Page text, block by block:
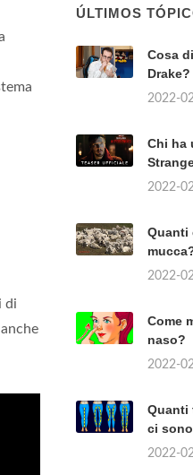
di
ÚLTIMOS
Cosa
Drake?
2022-
Chi ha
2022-
Quanti
2022-
Come
naso?
2022-
Quanti
ci
2022-